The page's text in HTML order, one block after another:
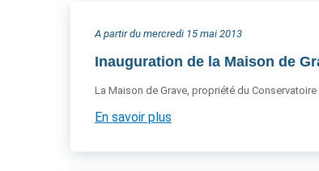
A partir du mercredi 15 mai 2013
Inauguration de la Maison de
La Maison de Grave, propriété du
En savoir plus